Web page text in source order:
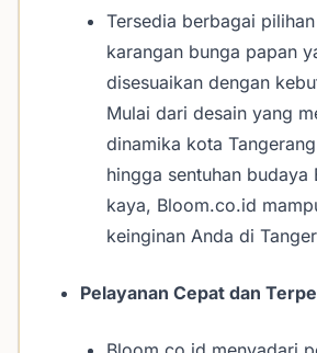
Tersedia berbagai
karangan bunga papan
disesuaikan dengan
Mulai dari desain yang
dinamika kota
hingga sentuhan budaya
kaya, Bloom.co.id
keinginan Anda di
Pelayanan Cepat dan